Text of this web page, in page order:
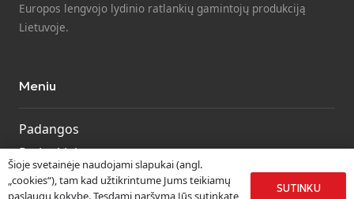
Europos lengvojo lydinio ratlankių gamintojų produkciją
Lietuvoje.
Meniu
Padangos
Ratlankiai
Kitos prekės
Šioje svetainėje naudojami slapukai (angl.
„cookies“), tam kad užtikrintume Jums teikiamų
paslaugų kokybę. Tęsdami naršymą Jūs sutinkate
SUTINKU